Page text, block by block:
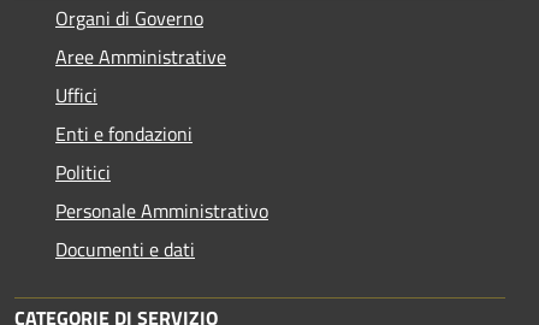
Organi di Governo
Aree Amministrative
Uffici
Enti e fondazioni
Politici
Personale Amministrativo
Documenti e dati
CATEGORIE DI SERVIZIO